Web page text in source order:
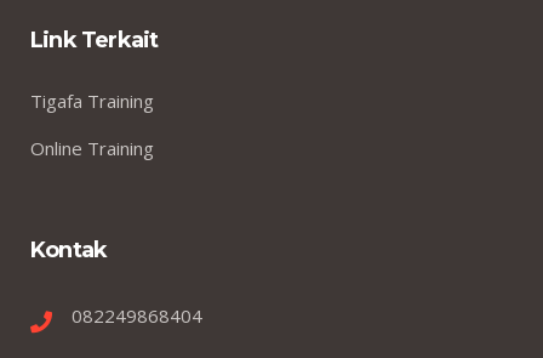
Link Terkait
Tigafa Training
Online Training
Kontak
082249868404